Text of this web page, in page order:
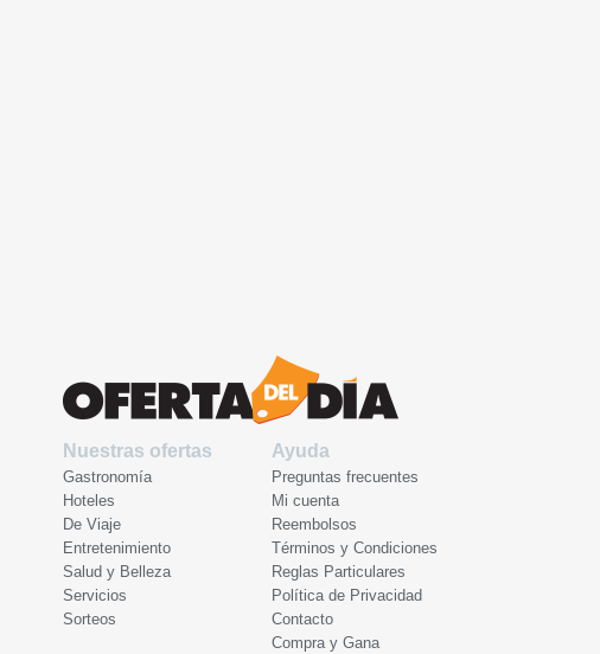
Nuestras ofertas
Gastronomía
Hoteles
De Viaje
Entretenimiento
Salud y Belleza
Servicios
Sorteos
Ayuda
Preguntas frecuentes
Mi cuenta
Reembolsos
Términos y Condiciones
Reglas Particulares
Política de Privacidad
Contacto
Compra y Gana